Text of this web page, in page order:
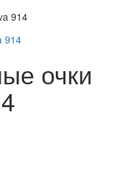
914
очки